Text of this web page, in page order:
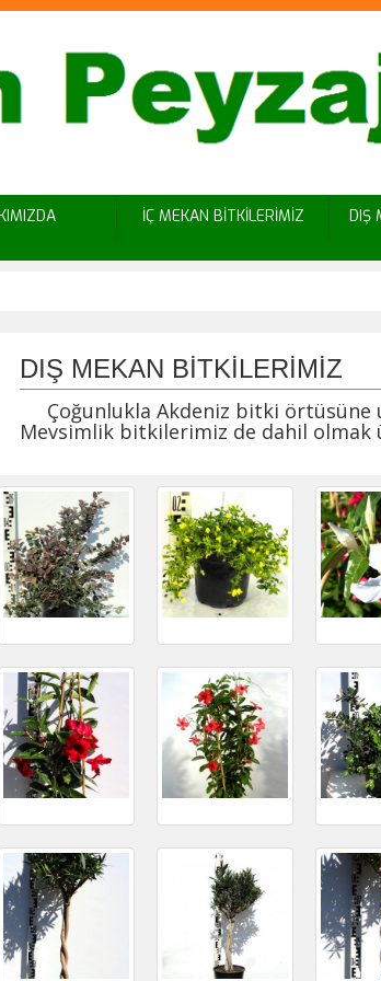
İÇ MEKAN BİTKİLERİMİZ DIŞ
DIŞ MEKAN BİTKİLERİMİZ
Çoğunlukla Akdeniz bitki örtüsüne
Mevsimlik bitkilerimiz de dahil